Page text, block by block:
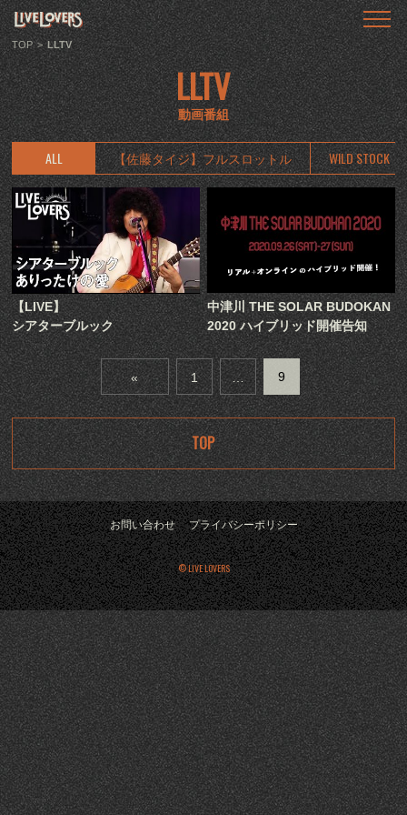
TOP
トップ
ABOUT
LIVE LOVERSとは
SHOWS
ライブ情報
LLTV
動画番組
PODCAST
音声番組
ARTICLE
記事
TOP > LLTV
LLTV
動画番組
ALL 【佐藤タイジ】フルスロットル WILD STOCK
【LIVE】
シアターブルック
中津川 THE SOLAR BUDOKAN
2020 ハイブリッド開催告知
« 1 … 9
TOP
お問い合わせ プライバシーポリシー
© LIVE LOVERS